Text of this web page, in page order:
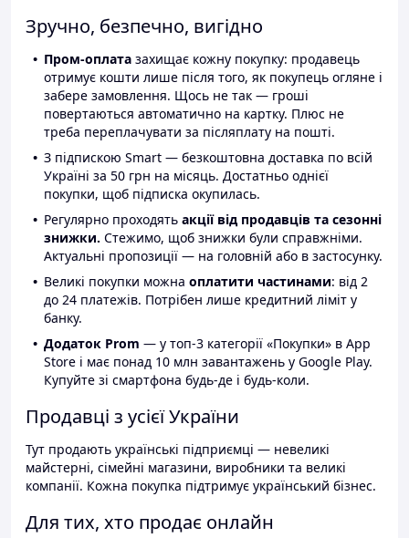
Зручно, безпечно, вигідно
Пром-оплата захищає кожну покупку: продавець
отримує кошти лише після того, як покупець огляне і
забере замовлення. Щось не так — гроші
повертаються автоматично на картку. Плюс не
треба переплачувати за післяплату на пошті.
З підпискою Smart — безкоштовна доставка по всій
Україні за 50 грн на місяць. Достатньо однієї
покупки, щоб підписка окупилась.
Регулярно проходять акції від продавців та сезонні
знижки. Стежимо, щоб знижки були справжніми.
Актуальні пропозиції — на головній або в застосунку.
Великі покупки можна оплатити частинами: від 2
до 24 платежів. Потрібен лише кредитний ліміт у
банку.
Додаток Prom — у топ-3 категорії «Покупки» в App
Store і має понад 10 млн завантажень у Google Play.
Купуйте зі смартфона будь-де і будь-коли.
Продавці з усієї України
Тут продають українські підприємці — невеликі
майстерні, сімейні магазини, виробники та великі
компанії. Кожна покупка підтримує український бізнес.
Для тих, хто продає онлайн